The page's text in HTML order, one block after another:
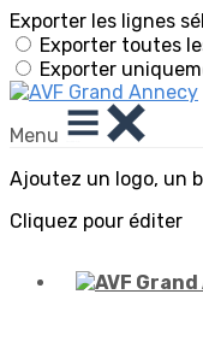
Exporter les lignes
Exporter toutes
Exporter
Menu
Ajoutez un logo, un
Cliquez pour éditer